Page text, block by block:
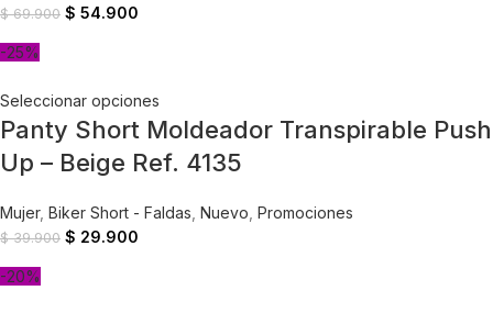
$69.900 $ 54.900
-25%
Seleccionar opciones
Panty Short Moldeador Transpirable Push
Up – Beige Ref. 4135
Mujer, Biker Short - Faldas Nuevo Promociones
$39.900 $ 29.900
-20%